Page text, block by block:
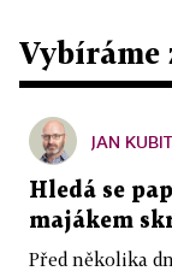
Vybíráme
JAN
Hledá se
majákem
Před několika